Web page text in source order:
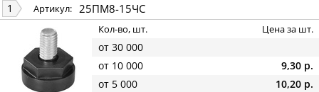
1 Артикул: 25ПМ8-15ЧС
Кол-во, шт. Цена за шт.
от 30 000
от 10 000
9,30 р.
от 5 000
10,20 р.